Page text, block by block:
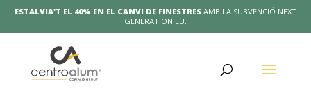
ESTALVIA'T EL 40% EN EL CANVI DE FINESTRES AMB LA SUBVENCIÓ NEXT
GENERATION EU.